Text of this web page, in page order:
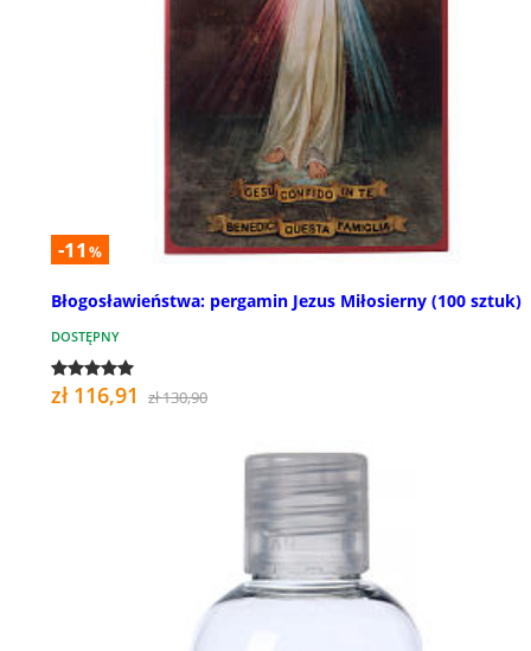
-11 %
Błogosławieństwa: pergamin Jezus Miłosierny (100 sztuk)
DOSTĘPNY
zł 116,91 zł 130,90